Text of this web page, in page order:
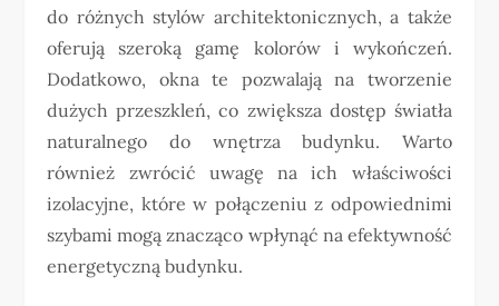
do różnych stylów architektonicznych, a także
oferują szeroką gamę kolorów i wykończeń.
Dodatkowo, okna te pozwalają na tworzenie
dużych przeszkleń, co zwiększa dostęp światła
naturalnego do wnętrza budynku. Warto
również zwrócić uwagę na ich właściwości
izolacyjne, które w połączeniu z odpowiednimi
szybami mogą znacząco wpłynąć na efektywność
energetyczną budynku.